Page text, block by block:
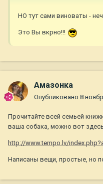
НО тут сами виноваты -
Это Вы вкрно!!!
Амазонка
Опубликовано 8
Прочитайте всей семьей
ваша собака, можно вот
http://www.tempo.lv/
Написаны вещи, простые, но